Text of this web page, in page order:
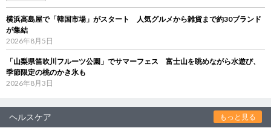
横浜高島屋で「韓国市場」がスタート 人気グルメから雑貨まで約30ブランド
が集結
2026年8月5日
「山梨県笛吹川フルーツ公園」でサマーフェス 富士山を眺めながら水遊び、
季節限定の桃のかき氷も
2026年8月3日
ヘルスケア もっと見る